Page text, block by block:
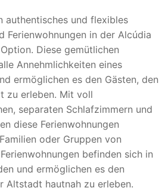
authentisches und flexibles
Ferienwohnungen in der Alcúdia
Diese gemütlichen
Annehmlichkeiten eines
ermöglichen es den Gästen, den
zu erleben. Mit voll
separaten Schlafzimmern und
diese Ferienwohnungen
oder Gruppen von
befinden sich in
und ermöglichen es den
Altstadt hautnah zu erleben.